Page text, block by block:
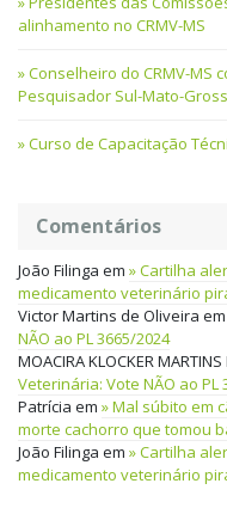
alinhamento no CRMV-MS
Conselheiro do CRMV-MS
Pesquisador Sul-Mato-
Curso de Capacitação
Comentários
João Filinga em
Cartilha
medicamento veterinário
Victor Martins de Oliveira em
NÃO ao PL 3665/2024
MOACIRA KLOCKER MARTINS
Veterinária: Vote NÃO ao PL
Patrícia em
Mal súbito em
morte cachorro que tomou
João Filinga em
Cartilha
medicamento veterinário